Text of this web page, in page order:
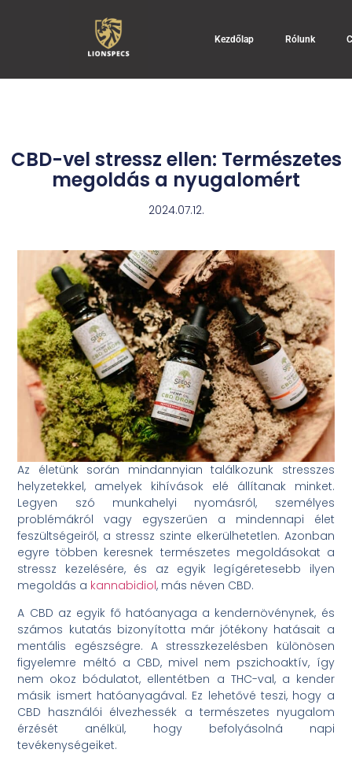
Kezdőlap Rólunk
CBD-vel stressz ellen: Természetes
megoldás a nyugalomért
2024.07.12.
Az életünk során mindannyian találkozunk stresszes
helyzetekkel, amelyek kihívások elé állítanak minket.
Legyen szó munkahelyi nyomásról, személyes
problémákról vagy egyszerűen a mindennapi élet
feszültségeiről, a stressz szinte elkerülhetetlen. Azonban
egyre többen keresnek természetes megoldásokat a
stressz kezelésére, és az egyik legígéretesebb ilyen
megoldás a kannabidiol, más néven CBD.
A CBD az egyik fő hatóanyaga a kendernövénynek, és
számos kutatás bizonyította már jótékony hatásait a
mentális egészségre. A stresszkezelésben különösen
figyelemre méltó a CBD, mivel nem pszichoaktív, így
nem okoz bódulatot, ellentétben a THC-val, a kender
másik ismert hatóanyagával. Ez lehetővé teszi, hogy a
CBD használói élvezhessék a természetes nyugalom
érzését anélkül, hogy befolyásolná napi
tevékenységeiket.